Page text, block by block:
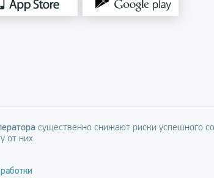
существенно снижают риски успешного
от них.